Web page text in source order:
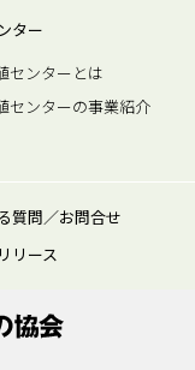
ター
センターとは
センターの事業紹介
質問／お問合せ
リース